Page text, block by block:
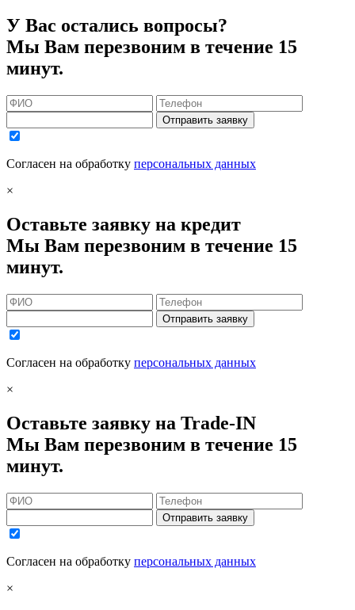
У Вас остались вопросы?
Мы Вам перезвоним в течение 15
минут.
Отправить заявку
Согласен на обработку персональных данных
×
Оставьте заявку на кредит
Мы Вам перезвоним в течение 15
минут.
Отправить заявку
Согласен на обработку персональных данных
×
Оставьте заявку на Trade-IN
Мы Вам перезвоним в течение 15
минут.
Отправить заявку
Согласен на обработку персональных данных
×